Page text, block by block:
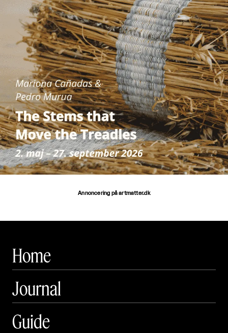
Annoncering på artmatter.dk
Home
Journal
Guide